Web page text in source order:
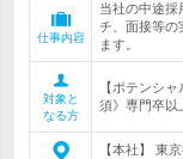
仕事内容
当社の中途採
チ、面接等の
ます。
対象と
なる方
【ポテンシ
須》専門卒以
【本社】 東